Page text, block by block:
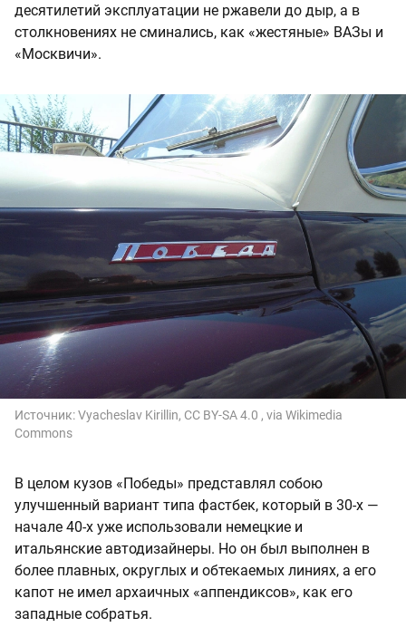
десятилетий эксплуатации не ржавели до дыр, а в
столкновениях не сминались, как «жестяные» ВАЗы и
«Москвичи».
Источник:Vyacheslav Kirillin, CC BY-SA 4.0 , via Wikimedia
Commons
В целом кузов «Победы» представлял собою
улучшенный вариант типа фастбек, который в 30-х —
начале 40-х уже использовали немецкие и
итальянские автодизайнеры. Но он был выполнен в
более плавных, округлых и обтекаемых линиях, а его
капот не имел архаичных «аппендиксов», как его
западные собратья.